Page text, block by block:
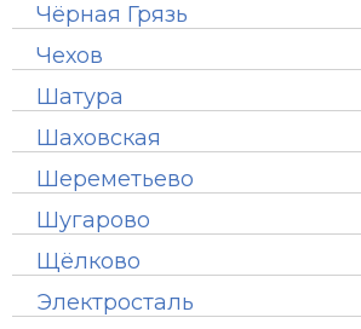
Чёрная Грязь
Чехов
Шатура
Шаховская
Шереметьево
Шугарово
Щёлково
Электросталь